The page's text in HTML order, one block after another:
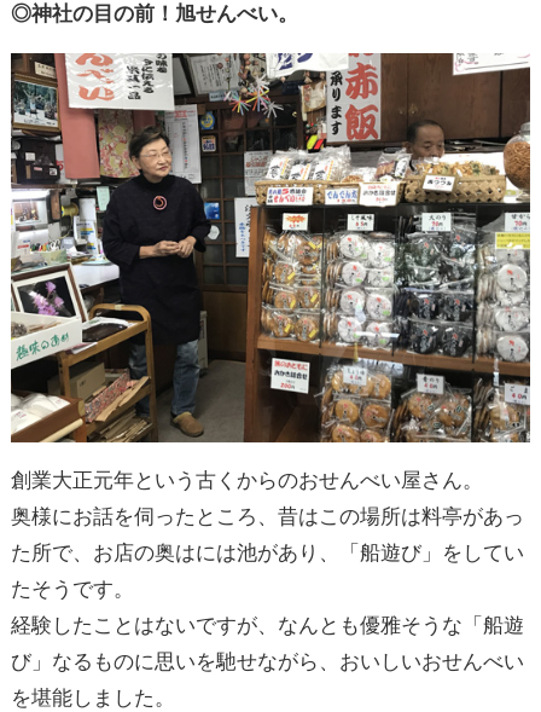
◎神社の目の前！旭せんべい。
創業大正元年という古くからのおせんべい屋さん。
奥様にお話を伺ったところ、昔はこの場所は料亭があっ
た所で、お店の奥はには池があり、「船遊び」をしてい
たそうです。
経験したことはないですが、なんとも優雅そうな「船遊
び」なるものに思いを馳せながら、おいしいおせんべい
を堪能しました。